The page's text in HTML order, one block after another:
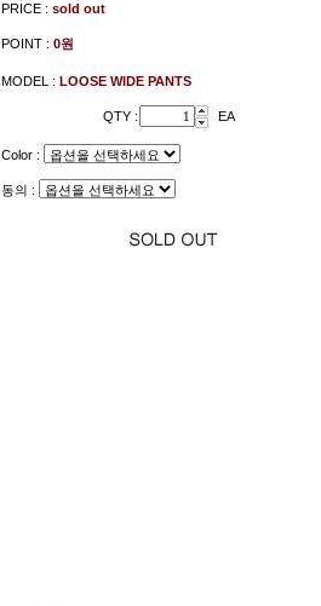
PRICE : sold out
POINT : 0원
MODEL : LOOSE WIDE PANTS
QTY : EA
Color :
동의 :